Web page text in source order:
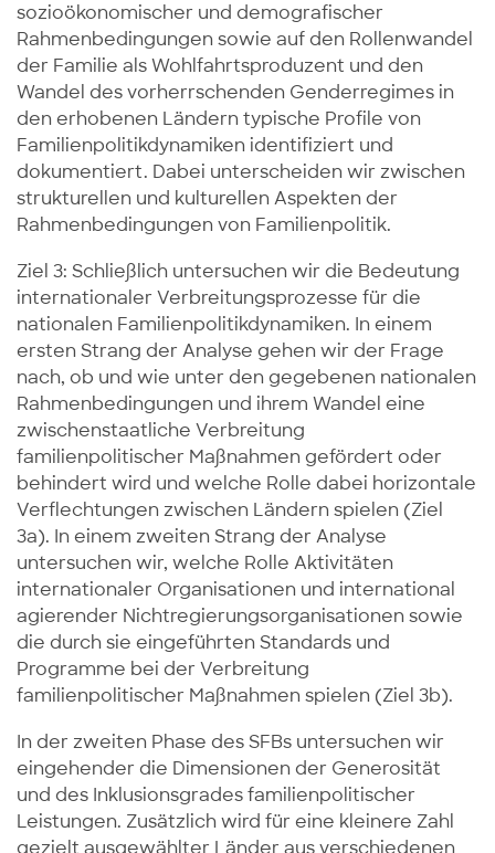
sozioökonomischer und demografischer
Rahmenbedingungen sowie auf den Rollenwandel
der Familie als Wohlfahrtsproduzent und den
Wandel des vorherrschenden Genderregimes in
den erhobenen Ländern typische Profile von
Familienpolitikdynamiken identifiziert und
dokumentiert. Dabei unterscheiden wir zwischen
strukturellen und kulturellen Aspekten der
Rahmenbedingungen von Familienpolitik.
Ziel 3: Schließlich untersuchen wir die Bedeutung
internationaler Verbreitungsprozesse für die
nationalen Familienpolitikdynamiken. In einem
ersten Strang der Analyse gehen wir der Frage
nach, ob und wie unter den gegebenen nationalen
Rahmenbedingungen und ihrem Wandel eine
zwischenstaatliche Verbreitung
familienpolitischer Maßnahmen gefördert oder
behindert wird und welche Rolle dabei horizontale
Verflechtungen zwischen Ländern spielen (Ziel
3a). In einem zweiten Strang der Analyse
untersuchen wir, welche Rolle Aktivitäten
internationaler Organisationen und international
agierender Nichtregierungsorganisationen sowie
die durch sie eingeführten Standards und
Programme bei der Verbreitung
familienpolitischer Maßnahmen spielen (Ziel 3b).
In der zweiten Phase des SFBs untersuchen wir
eingehender die Dimensionen der Generosität
und des Inklusionsgrades familienpolitischer
Leistungen. Zusätzlich wird für eine kleinere Zahl
gezielt ausgewählter Länder aus verschiedenen